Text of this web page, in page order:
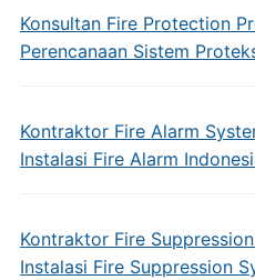
Konsultan Fire Protection
Perencanaan Sistem
Kontraktor Fire Alarm
Instalasi Fire Alarm
Kontraktor Fire
Instalasi Fire Suppression